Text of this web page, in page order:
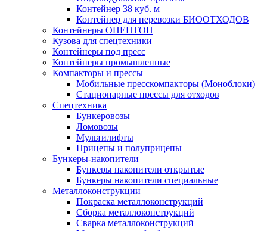
Контейнер 38 куб. м
Контейнер для перевозки БИООТХОДОВ
Контейнеры ОПЕНТОП
Кузова для спецтехники
Контейнеры под пресс
Контейнеры промышленные
Компакторы и прессы
Мобильные пресскомпакторы (Моноблоки)
Стационарные прессы для отходов
Спецтехника
Бункеровозы
Ломовозы
Мультилифты
Прицепы и полуприцепы
Бункеры-накопители
Бункеры накопители открытые
Бункеры накопители специальные
Металлоконструкции
Покраска металлоконструкций
Сборка металлоконструкций
Сварка металлоконструкций